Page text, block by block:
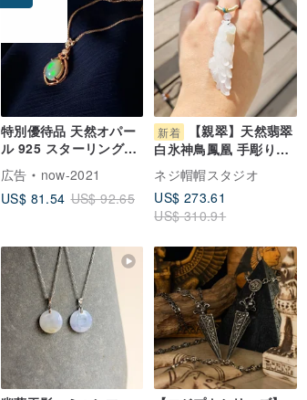
特別優待品 天然オパー
ル 925 スターリングシ
ルバーローズゴールド
クラシックネックレス
一点物 ギフト
広告
now-2021
US$ 81.54 US$ 92.65
新着
【親翠】天然翡翠
白氷神鳥鳳凰 手彫りペ
ンダント 調節紐付き
JA00318
ネジ帽帽スタジオ
US$ 273.61
US$ 310.91